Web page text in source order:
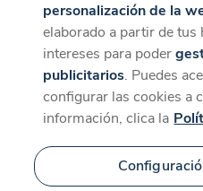
personalización de la
elaborado a partir de tus
intereses para poder
publicitarios. Puedes
configurar las cookies a
información, clica la